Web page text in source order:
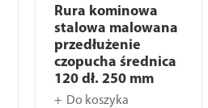
Rura kominowa
stalowa malowana
przedłużenie
czopucha średnica
120 dł. 250 mm
Do koszyka